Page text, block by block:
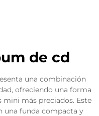
de cd
una combinación
ofreciendo una forma
más preciados. Este
una funda compacta y